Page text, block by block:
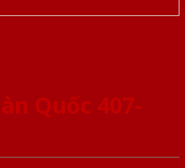
Quốc 407-